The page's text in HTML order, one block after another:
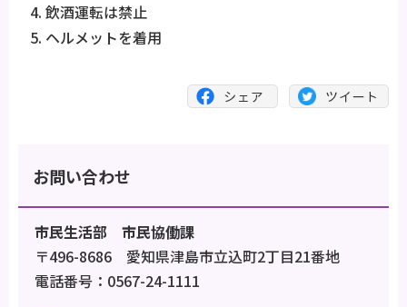
飲酒運転は禁止
ヘルメットを着用
お問い合わせ
市民生活部 市民協働課
〒496-8686 愛知県津島市立込町2丁目21番地
電話番号：0567-24-1111